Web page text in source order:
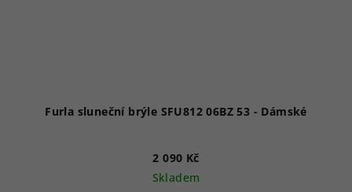
Furla sluneční brýle SFU812 06BZ 53 - Dámské
2 090 Kč
Skladem